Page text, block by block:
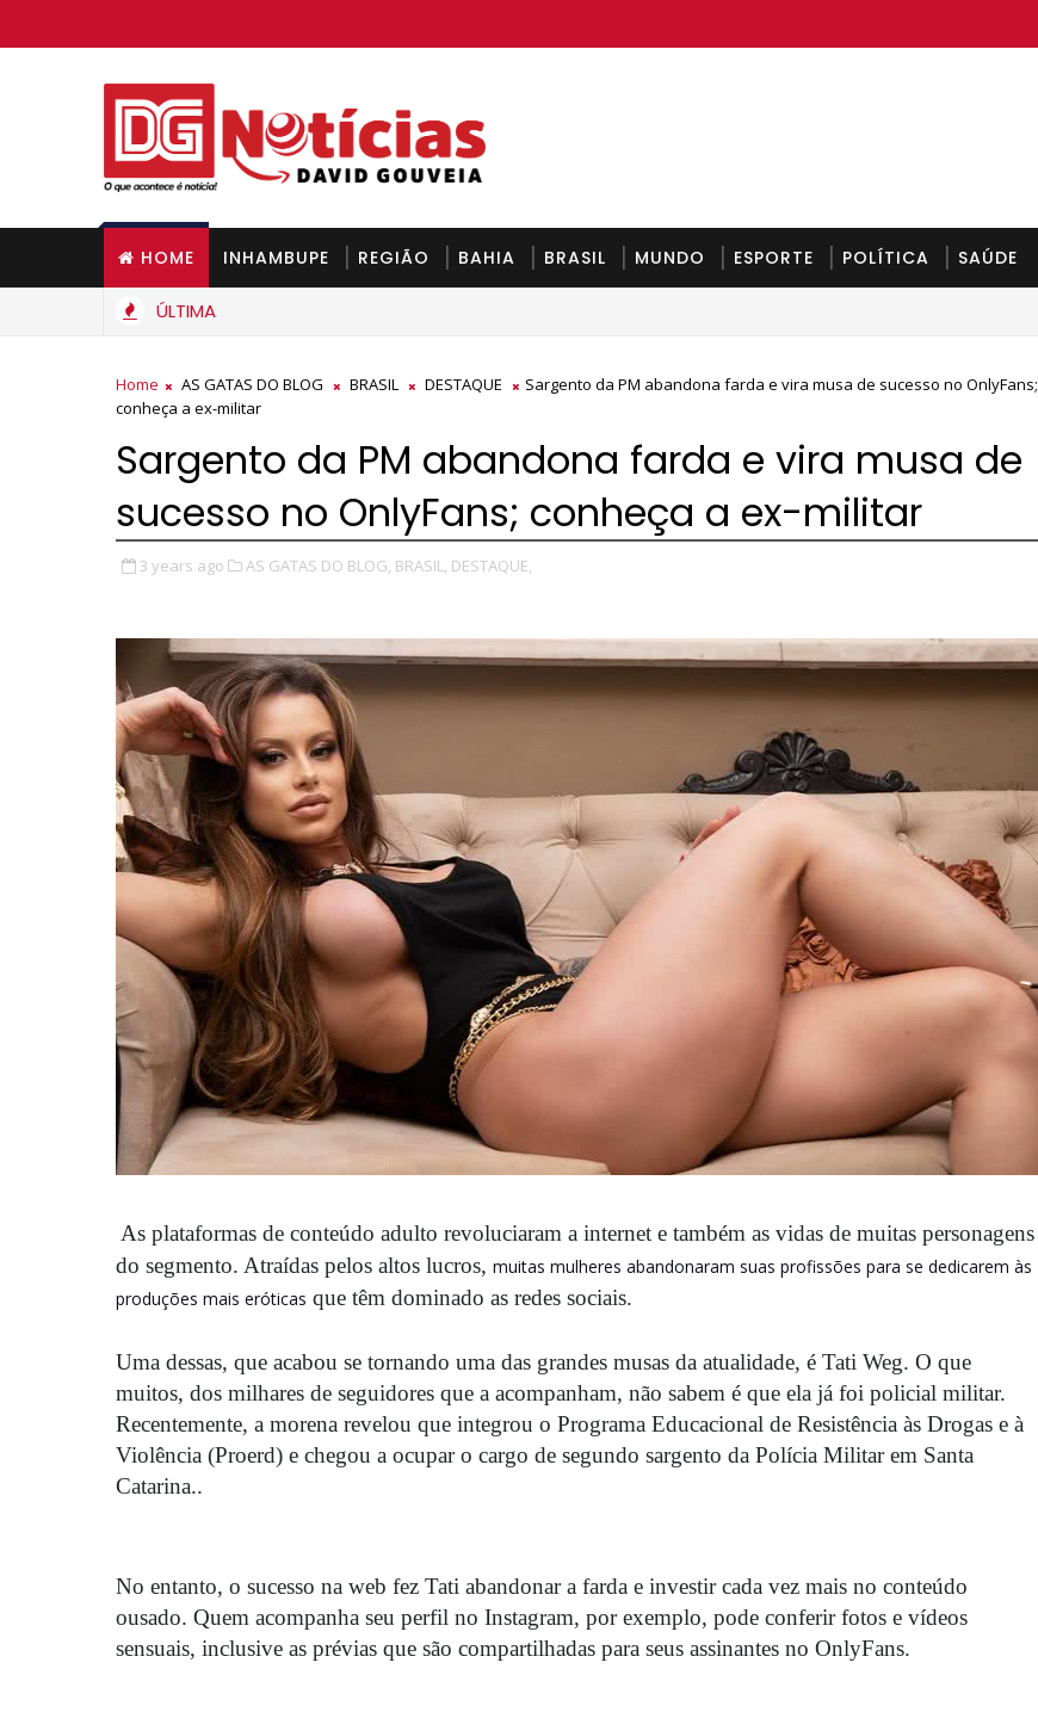
HOME INHAMBUPE REGIÃO BAHIA BRASIL MUNDO ESPORTE POLÍTICA SAÚDE
ÚLTIMA
Home AS GATAS DO BLOG BRASIL DESTAQUE
Sargento da PM abandona farda e vira musa de sucesso no OnlyFans;
conheça a ex-militar
Sargento da PM abandona farda e vira musa de
sucesso no OnlyFans; conheça a ex-militar
3 years ago AS GATAS DO BLOG, BRASIL, DESTAQUE,
As plataformas de conteúdo adulto revoluciaram a internet e também as vidas de muitas personagens
do segmento. Atraídas pelos altos lucros, muitas mulheres abandonaram suas profissões para se dedicarem às
produções mais eróticas que têm dominado as redes sociais.
Uma dessas, que acabou se tornando uma das grandes musas da atualidade, é Tati Weg. O que
muitos, dos milhares de seguidores que a acompanham, não sabem é que ela já foi policial militar.
Recentemente, a morena revelou que integrou o Programa Educacional de Resistência às Drogas e à
Violência (Proerd) e chegou a ocupar o cargo de segundo sargento da Polícia Militar em Santa
Catarina..
No entanto, o sucesso na web fez Tati abandonar a farda e investir cada vez mais no conteúdo
ousado. Quem acompanha seu perfil no Instagram, por exemplo, pode conferir fotos e vídeos
sensuais, inclusive as prévias que são compartilhadas para seus assinantes no OnlyFans.